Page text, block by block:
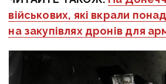
військових, які вкрали
на закупівлях дронів для